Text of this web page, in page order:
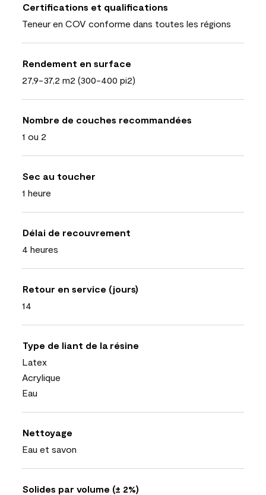
Certifications et qualifications
Teneur en COV conforme dans toutes les régions
Rendement en surface
27,9-37,2 m2 (300-400 pi2)
Nombre de couches recommandées
1 ou 2
Sec au toucher
1 heure
Délai de recouvrement
4 heures
Retour en service (jours)
14
Type de liant de la résine
Latex
Acrylique
Eau
Nettoyage
Eau et savon
Solides par volume (± 2%)